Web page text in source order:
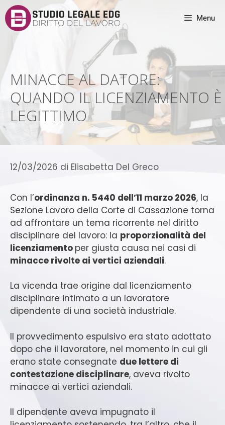
Menu
MINACCE AL DATORE:
QUANDO IL LICENZIAMENTO È
LEGITTIMO
12/03/2026 di Elisabetta Del Greco
Con l’ordinanza n. 5440 dell’11 marzo 2026, la
Sezione Lavoro della Corte di Cassazione torna
ad affrontare un tema ricorrente nel diritto
disciplinare del lavoro: la proporzionalità del
licenziamento per giusta causa nei casi di
minacce rivolte ai vertici aziendali.
La vicenda trae origine dal licenziamento
disciplinare intimato a un lavoratore
dipendente di una società industriale.
Il provvedimento espulsivo era stato adottato
dopo che il lavoratore, nel momento in cui gli
erano state consegnate due lettere di
contestazione disciplinare, aveva rivolto
minacce ai vertici aziendali.
Il dipendente aveva impugnato il